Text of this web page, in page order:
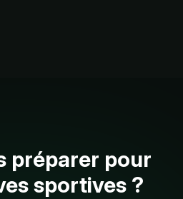
préparer pour
sportives ?